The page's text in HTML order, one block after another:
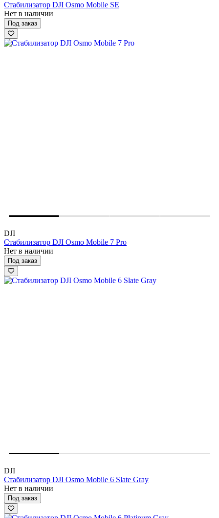
Стабилизатор DJI Osmo Mobile SE
Нет в наличии
Под заказ
DJI
Стабилизатор DJI Osmo Mobile 7 Pro
Нет в наличии
Под заказ
DJI
Стабилизатор DJI Osmo Mobile 6 Slate Gray
Нет в наличии
Под заказ